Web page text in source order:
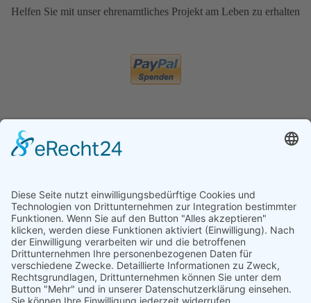
Helfen Sie mit unser ehrenamtliches Projekt am Leben zu erhalten
Heute61